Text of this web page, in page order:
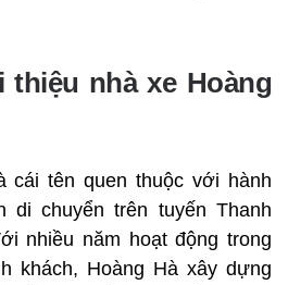
nhà xe Hoàng
cái tên quen thuộc với hành
di chuyển trên tuyến Thanh
nhiều năm hoạt động trong
khách, Hoàng Hà xây dựng